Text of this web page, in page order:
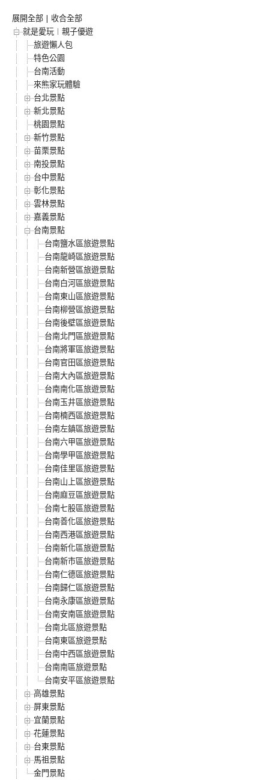
展開全部 | 收合全部
就是愛玩︱親子優遊
旅遊懶人包
特色公園
台南活動
來熊家玩體驗
台北景點
新北景點
桃園景點
新竹景點
苗栗景點
南投景點
台中景點
彰化景點
雲林景點
嘉義景點
台南景點
台南鹽水區旅遊景點
台南龍崎區旅遊景點
台南新營區旅遊景點
台南白河區旅遊景點
台南東山區旅遊景點
台南柳營區旅遊景點
台南後壁區旅遊景點
台南北門區旅遊景點
台南將軍區旅遊景點
台南官田區旅遊景點
台南大內區旅遊景點
台南南化區旅遊景點
台南玉井區旅遊景點
台南楠西區旅遊景點
台南左鎮區旅遊景點
台南六甲區旅遊景點
台南學甲區旅遊景點
台南佳里區旅遊景點
台南山上區旅遊景點
台南麻豆區旅遊景點
台南七股區旅遊景點
台南善化區旅遊景點
台南西港區旅遊景點
台南新化區旅遊景點
台南新市區旅遊景點
台南仁德區旅遊景點
台南歸仁區旅遊景點
台南永康區旅遊景點
台南安南區旅遊景點
台南北區旅遊景點
台南東區旅遊景點
台南中西區旅遊景點
台南南區旅遊景點
台南安平區旅遊景點
高雄景點
屏東景點
宜蘭景點
花蓮景點
台東景點
馬祖景點
金門景點